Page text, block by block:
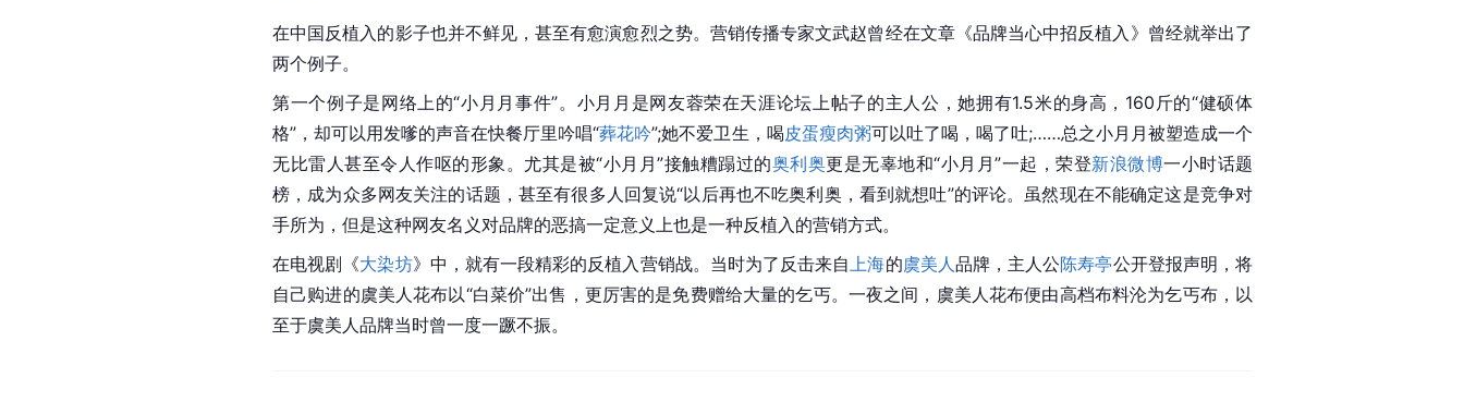
在中国反植入的影子也并不鲜见，甚至有愈演愈烈之势。营销传播专家文武赵曾经在文章《品牌当心中招反植入》曾经就举出了
两个例子。
第一个例子是网络上的“小月月事件”。小月月是网友蓉荣在天涯论坛上帖子的主人公，她拥有1.5米的身高，160斤的“健硕体
格”，却可以用发嗲的声音在快餐厅里吟唱“葬花吟”;她不爱卫生，喝皮蛋瘦肉粥可以吐了喝，喝了吐;……总之小月月被塑造成一个
无比雷人甚至令人作呕的形象。尤其是被“小月月”接触糟蹋过的奥利奥更是无辜地和“小月月”一起，荣登新浪微博一小时话题
榜，成为众多网友关注的话题，甚至有很多人回复说“以后再也不吃奥利奥，看到就想吐”的评论。虽然现在不能确定这是竞争对
手所为，但是这种网友名义对品牌的恶搞一定意义上也是一种反植入的营销方式。
在电视剧《大染坊》中，就有一段精彩的反植入营销战。当时为了反击来自 上海的虞美人 品牌，主人公陈寿亭公开登报声明，将
自己购进的虞美人花布以“白菜价”出售，更厉害的是免费赠给大量的乞丐。一夜之间，虞美人花布便由高档布料沦为乞丐布，以
至于虞美人品牌当时曾一度一蹶不振。